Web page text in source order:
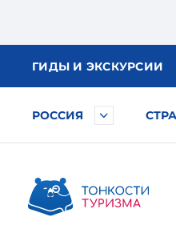
ГИДЫ И ЭКСКУРСИИ
РОССИЯ